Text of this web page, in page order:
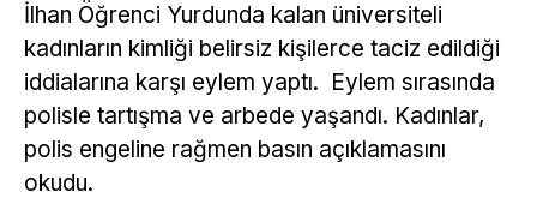
İlhan Öğrenci Yurdunda kalan üniversiteli
kadınların kimliği belirsiz kişilerce taciz edildiği
iddialarına karşı eylem yaptı. Eylem sırasında
polisle tartışma ve arbede yaşandı. Kadınlar,
polis engeline rağmen basın açıklamasını
okudu.